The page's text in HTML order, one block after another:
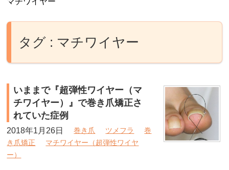
タグ : マチワイヤー
いままで『超弾性ワイヤー（マ
チワイヤー）』で巻き爪矯正さ
れていた症例
2018年1月26日 巻き爪 ツメフラ
巻
き爪矯正
マチワイヤー（超弾性ワイヤ
ー）